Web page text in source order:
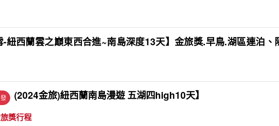
-紐西蘭雲之巔東西合進~南島深度13天】金旅獎.早鳥.湖區連泊、
(2024金旅)紐西蘭南島漫遊 五湖四high10天】
獎行程